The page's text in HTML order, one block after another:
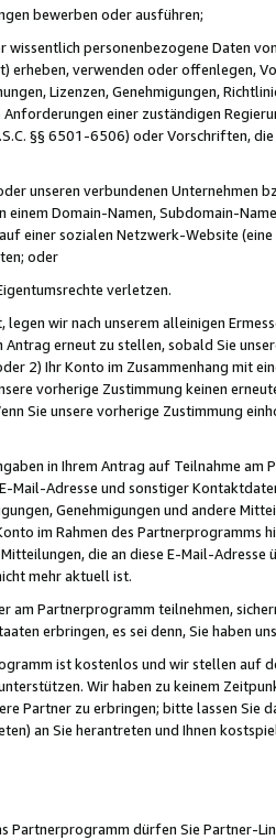
bewerben oder ausführen;
wissentlich personenbezogene Daten
erheben, verwenden oder offenlegen,
Lizenzen, Genehmigungen,
einer zuständigen
§§ 6501-6506) oder Vorschriften,
unseren verbundenen Unternehmen
einem Domain-Namen, Subdomain-
einer sozialen Netzwerk-Website
oder
verletzen.
legen wir nach unserem alleinigen
erneut zu stellen, sobald Sie
2) Ihr Konto im Zusammenhang mit
vorherige Zustimmung keinen
Sie unsere vorherige Zustimmung
in Ihrem Antrag auf Teilnahme
Mail-Adresse und sonstiger
Genehmigungen und andere
im Rahmen des Partnerprogramms
die an diese E-Mail-
mehr aktuell ist.
am Partnerprogramm teilnehmen,
erbringen, es sei denn, Sie haben
ist kostenlos und wir stellen auf
Wir haben zu keinem
Partner zu erbringen; bitte lassen Sie
an Sie herantreten und Ihnen
Partnerprogramm dürfen Sie Partner-